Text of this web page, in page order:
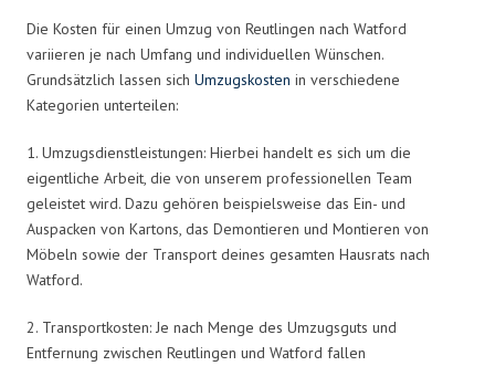
Die Kosten für einen Umzug von Reutlingen nach Watford
variieren je nach Umfang und individuellen Wünschen.
Grundsätzlich lassen sich Umzugskosten in verschiedene
Kategorien unterteilen:
1. Umzugsdienstleistungen: Hierbei handelt es sich um die
eigentliche Arbeit, die von unserem professionellen Team
geleistet wird. Dazu gehören beispielsweise das Ein- und
Auspacken von Kartons, das Demontieren und Montieren von
Möbeln sowie der Transport deines gesamten Hausrats nach
Watford.
2. Transportkosten: Je nach Menge des Umzugsguts und
Entfernung zwischen Reutlingen und Watford fallen